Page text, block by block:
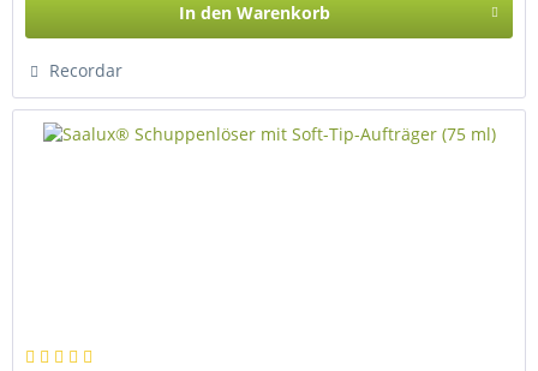
In den Warenkorb
Recordar